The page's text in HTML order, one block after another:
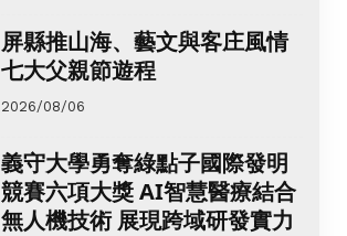
屏縣推山海、藝文與客庄風情
七大父親節遊程
2026/08/06
義守大學勇奪綠點子國際發明
競賽六項大獎 AI智慧醫療結合
無人機技術 展現跨域研發實力